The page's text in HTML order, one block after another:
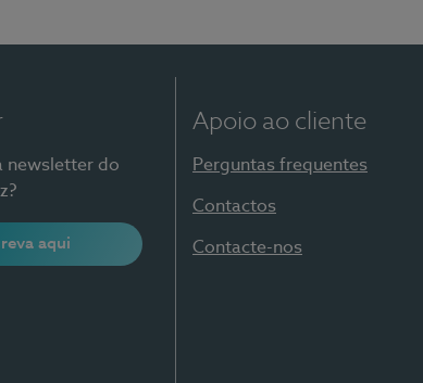
newsletter do
aqui
Apoio ao cliente
Perguntas frequentes
Contactos
Contacte-nos